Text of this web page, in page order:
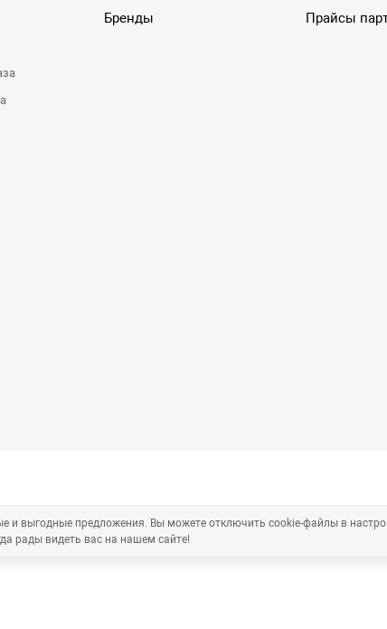
Бренды Прайсы
и выгодные предложения. Вы можете отключить cookie-файлы в
рады видеть вас на нашем сайте!